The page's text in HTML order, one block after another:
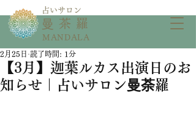
​占いサロン
​曼茶羅
MANDALA
【3月】迦葉ルカス出演日のお
知らせ｜占いサロン曼荼羅
2月25日 読了時間: 1分